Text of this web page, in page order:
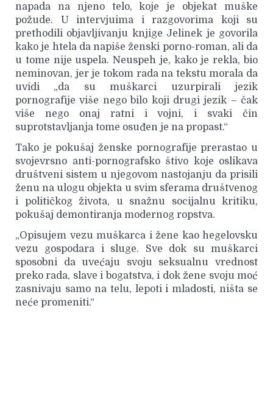
napada na njeno telo, koje je objekat muške
požude. U intervjuima i razgovorima koji su
prethodili objavljivanju knjige Jelinek je govorila
kako je htela da napiše ženski porno-roman, ali da
u tome nije uspela. Neuspeh je, kako je rekla, bio
neminovan, jer je tokom rada na tekstu morala da
uvidi „da su muškarci uzurpirali jezik
pornografije više nego bilo koji drugi jezik – čak
više nego onaj ratni i vojni, i svaki čin
suprotstavljanja tome osuđen je na propast.“
Tako je pokušaj ženske pornografije prerastao u
svojevrsno anti-pornografsko štivo koje oslikava
društveni sistem u njegovom nastojanju da prisili
ženu na ulogu objekta u svim sferama društvenog
i političkog života, u snažnu socijalnu kritiku,
pokušaj demontiranja modernog ropstva.
„Opisujem vezu muškarca i žene kao hegelovsku
vezu gospodara i sluge. Sve dok su muškarci
sposobni da uvećaju svoju seksualnu vrednost
preko rada, slave i bogatstva, i dok žene svoju moć
zasnivaju samo na telu, lepoti i mladosti, ništa se
neće promeniti.“